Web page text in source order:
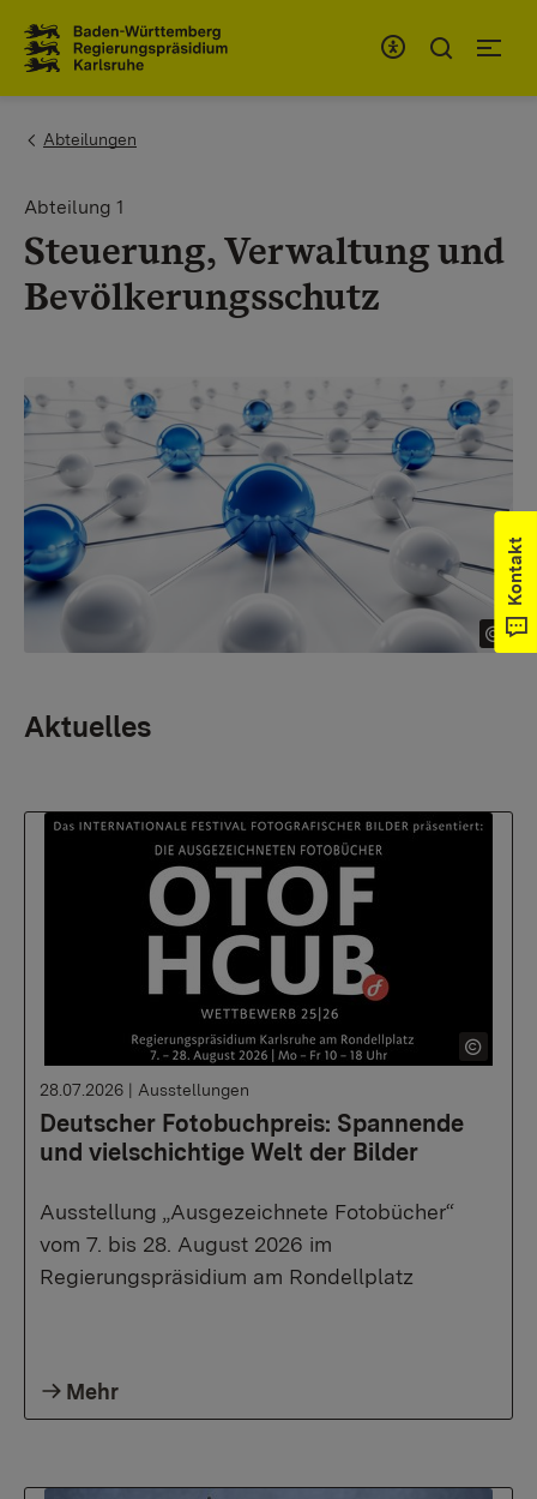
You are here:
Abteilungen
Abteilung 1
Steuerung, Verwaltung und
Bevölkerungsschutz
Aktuelles
Deutscher Fotobuchpreis: Spannende
und vielschichtige Welt der Bilder
28.07.2026 | Ausstellungen
Ausstellung „Ausgezeichnete Fotobücher“
vom 7. bis 28. August 2026 im
Regierungspräsidium am Rondellplatz
Mehr
Kontakt